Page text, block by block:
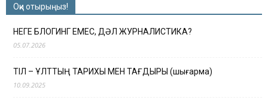
Оқи отырыңыз!
НЕГЕ БЛОГИНГ ЕМЕС, ДӘЛ ЖУРНАЛИСТИКА?
05.07.2026
ТІЛ – ҰЛТТЫҢ ТАРИХЫ МЕН ТАҒДЫРЫ (шығарма)
10.09.2025